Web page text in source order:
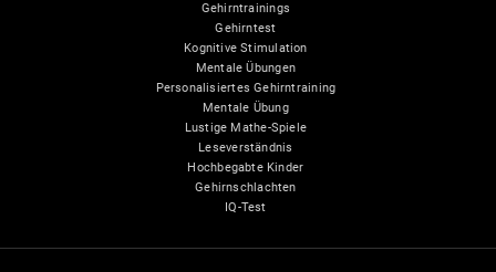
Gehirntrainings
Gehirntest
Kognitive Stimulation
Mentale Übungen
Personalisiertes Gehirntraining
Mentale Übung
Lustige Mathe-Spiele
Leseverständnis
Hochbegabte Kinder
Gehirnschlachten
IQ-Test